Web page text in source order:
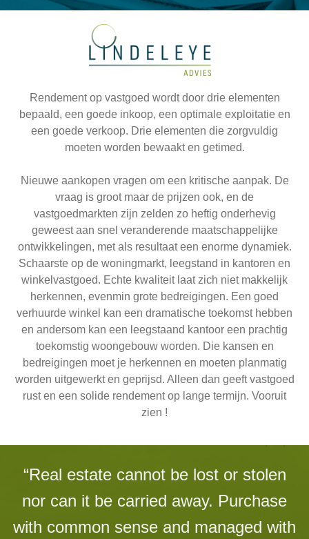
Rendement op vastgoed wordt door drie elementen
bepaald, een goede inkoop, een optimale exploitatie en
een goede verkoop. Drie elementen die zorgvuldig
moeten worden bewaakt en getimed.
Nieuwe aankopen vragen om een kritische aanpak. De
vraag is groot maar de prijzen ook, en de
vastgoedmarkten zijn zelden zo heftig onderhevig
geweest aan snel veranderende maatschappelijke
ontwikkelingen, met als resultaat een enorme dynamiek.
Schaarste op de woningmarkt, leegstand in kantoren en
winkelvastgoed. Echte kwaliteit laat zich niet makkelijk
herkennen, evenmin grote bedreigingen. Een goed
verhuurde winkel kan een dramatische toekomst hebben
en andersom kan een leegstaand kantoor een prachtig
toekomstig woongebouw worden. Die kansen en
bedreigingen moet je herkennen en moeten planmatig
worden uitgewerkt en geprijsd. Alleen dan geeft vastgoed
rust en een solide rendement op lange termijn. Vooruit
zien !
“Real estate cannot be lost or stolen
nor can it be carried away. Purchase
with common sense and managed with